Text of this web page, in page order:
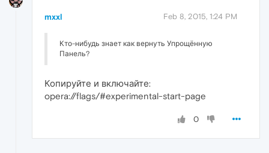
mxxl Feb 8, 2015, 1:24 PM
Кто-нибудь знает как вернуть Упрощённую
Панель?
Копируйте и включайте:
opera://flags/#experimental-start-page
0